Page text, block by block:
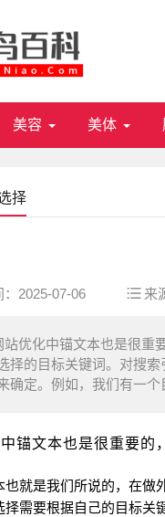
美容 美体
择
：2025-07-06 来
站优化中锚文本也是很
择的目标关键词。对搜
确定。例如，我们有一
锚文本也是很重要的
是我们所说的，在做外
择需要根据自己的目标关